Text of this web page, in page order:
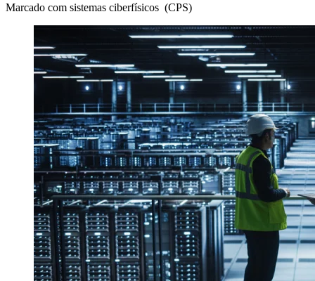
Marcado com sistemas ciberfísicos (CPS)